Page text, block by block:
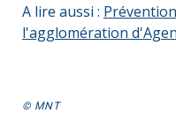
A lire aussi :
l'agglomération d'Agen
© MNT